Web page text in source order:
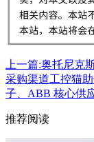
上一篇:奥托尼克
采购渠道工控猫
子、ABB 核心供
推荐阅读